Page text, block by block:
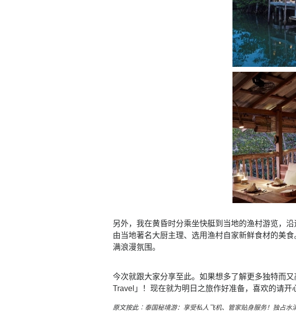
另外，我在黄昏时分乘坐快艇到当地的渔村游览，
由当地著名大厨主理、选用渔村自家新鲜食材的美
满浪漫氛围。
今次就跟大家分享至此。如果想多了解更多独特而
Travel 」！现在就为明日之旅作好准备，喜欢的请开
原文按此︰ 泰国秘境游：享受私人飞机、管家贴身服务！独占水